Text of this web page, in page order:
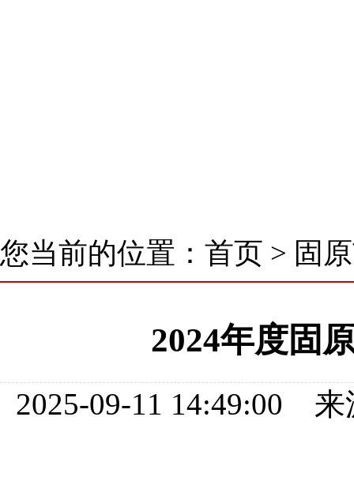
您当前的位置： 首页 > 固
2024年度固
2025-09-11 14:49:00